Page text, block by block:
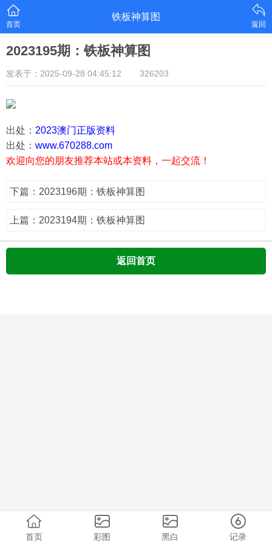
首页
铁板神算图
返回
2023195期：铁板神算图
发表于：2025-09-28 04:45:12 326203
出处： 2023澳门正版资料
出处： www.670288.com
欢迎向您的朋友推荐本站或本资料，一起交流！
下篇：2023196期：铁板神算图
上篇：2023194期：铁板神算图
返回首页
首页 彩图 黑白 记录